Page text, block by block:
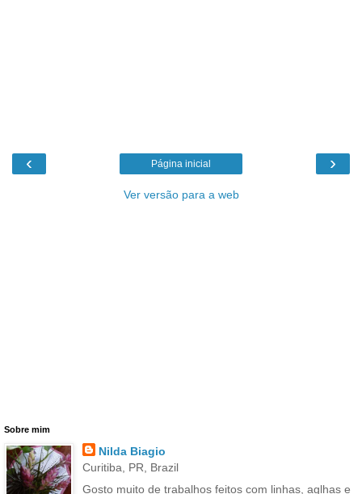
‹ ›
Página inicial
Ver versão para a web
Sobre mim
Nilda Biagio
Curitiba, PR, Brazil
Gosto muito de trabalhos feitos com linhas, aglhas e